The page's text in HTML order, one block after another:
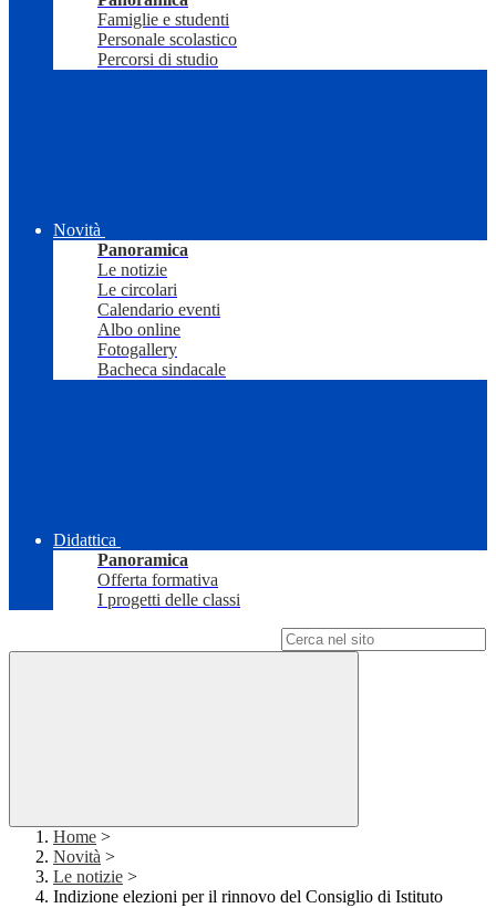
Famiglie e studenti
Personale scolastico
Percorsi di studio
Novità
Panoramica
Le notizie
Le circolari
Calendario eventi
Albo online
Fotogallery
Bacheca sindacale
Didattica
Panoramica
Offerta formativa
I progetti delle classi
Home >
Novità >
Le notizie >
Indizione elezioni per il rinnovo del Consiglio di Istituto